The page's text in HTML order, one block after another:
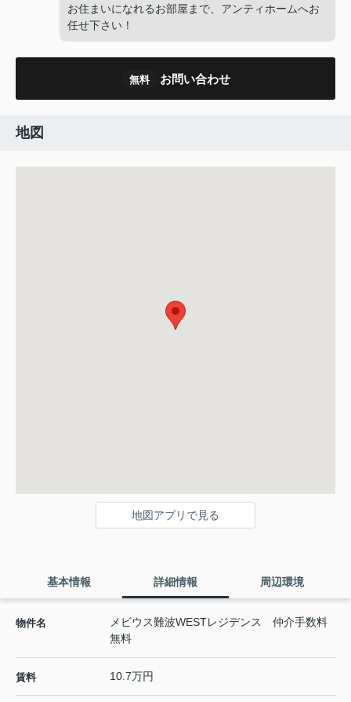
お住まいになれるお部屋まで、アンティホームへお
任せ下さい！
無料 お問い合わせ
地図
地図アプリで見る
基本情報 詳細情報 周辺環境
物件名
メビウス難波WESTレジデンス 仲介手数料
無料
賃料 10.7万円